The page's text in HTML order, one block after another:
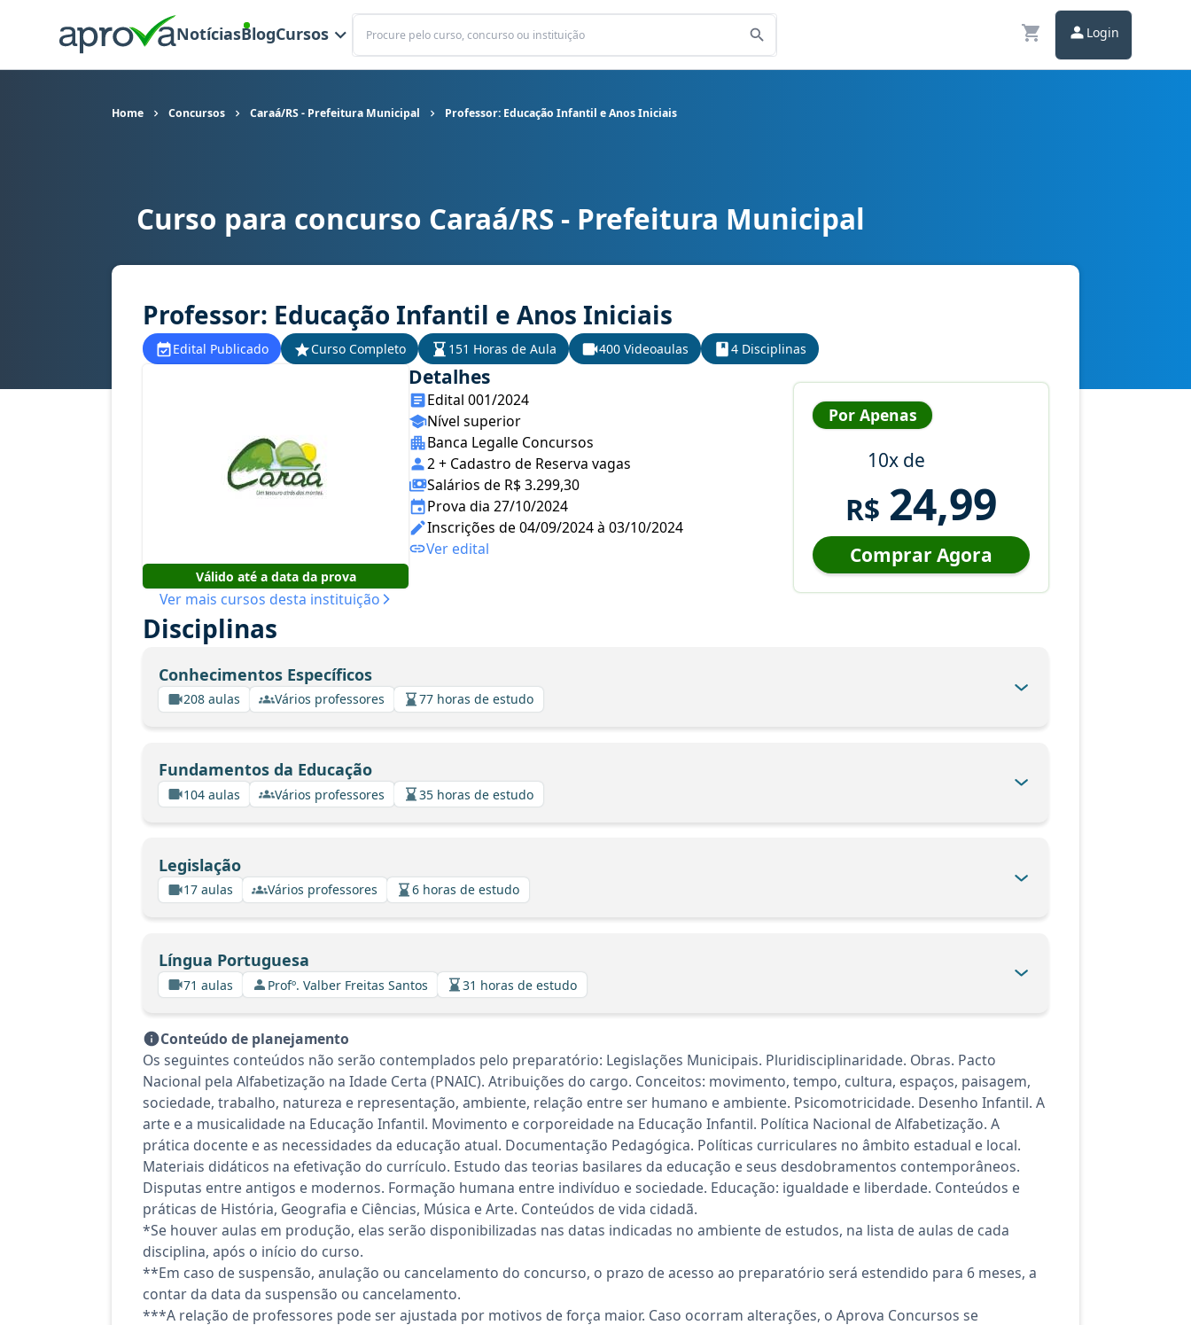
NotíciasBlogCursos
Buscar
Login
Home Concursos Caraá/RS - Prefeitura Municipal Professor: Educação Infantil e Anos Iniciais
Curso para concurso Caraá/RS - Prefeitura Municipal cargo Professor: Educação Infantil e Anos Iniciais
Curso para concurso Caraá/RS - Prefeitura Municipal
Professor: Educação Infantil e Anos Iniciais
Edital Publicado Curso Completo 151 Horas de Aula 400 Videoaulas 4 Disciplinas
Válido até a data da prova
Ver mais cursos desta instituição
Detalhes
Edital 001/2024
Nível superior
Banca Legalle Concursos
2 + Cadastro de Reserva vagas
Salários de R$ 3.299,30
Prova dia 27/10/2024
Inscrições de 04/09/2024 à 03/10/2024
Ver edital
Por Apenas
10x de
R$ 24,99
Comprar Agora
Disciplinas
Conhecimentos Específicos
208 aulas Vários professores 77 horas de estudo
Fundamentos da Educação
104 aulas Vários professores 35 horas de estudo
Legislação
17 aulas Vários professores 6 horas de estudo
Língua Portuguesa
71 aulas Profº. Valber Freitas Santos 31 horas de estudo
Conteúdo de planejamento
Os seguintes conteúdos não serão contemplados pelo preparatório: Legislações Municipais. Pluridisciplinaridade. Obras. Pacto
Nacional pela Alfabetização na Idade Certa (PNAIC). Atribuições do cargo. Conceitos: movimento, tempo, cultura, espaços, paisagem,
sociedade, trabalho, natureza e representação, ambiente, relação entre ser humano e ambiente. Psicomotricidade. Desenho Infantil. A
arte e a musicalidade na Educação Infantil. Movimento e corporeidade na Educação Infantil. Política Nacional de Alfabetização. A
prática docente e as necessidades da educação atual. Documentação Pedagógica. Políticas curriculares no âmbito estadual e local.
Materiais didáticos na efetivação do currículo. Estudo das teorias basilares da educação e seus desdobramentos contemporâneos.
Disputas entre antigos e modernos. Formação humana entre indivíduo e sociedade. Educação: igualdade e liberdade. Conteúdos e
práticas de História, Geografia e Ciências, Música e Arte. Conteúdos de vida cidadã.
*Se houver aulas em produção, elas serão disponibilizadas nas datas indicadas no ambiente de estudos, na lista de aulas de cada
disciplina, após o início do curso.
**Em caso de suspensão, anulação ou cancelamento do concurso, o prazo de acesso ao preparatório será estendido para 6 meses, a
contar da data da suspensão ou cancelamento.
***A relação de professores pode ser ajustada por motivos de força maior. Caso ocorram alterações, o Aprova Concursos se